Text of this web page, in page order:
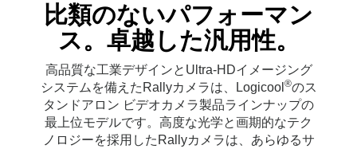
比類のないパフォーマン
ス。卓越した汎用性。
高品質な工業デザインとUltra-HDイメージング
システムを備えたRallyカメラは、Logicool ®のス
タンドアロン ビデオカメラ製品ラインナップの
最上位モデルです。高度な光学と画期的なテク
ノロジーを採用したRallyカメラは、あらゆるサ